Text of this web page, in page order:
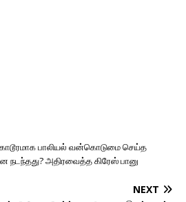
பாலியல் வன்கொடுமை செய்த
அதிரவைத்த கிரேஸ் பானு
NEXT